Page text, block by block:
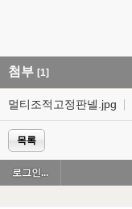
첨부 [1]
멀티조적고정판넬.jpg
목록
로그인...